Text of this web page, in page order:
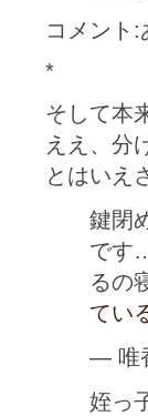
コメント:
*
そして本
ええ、分
とはいえ
鍵閉
です
るの
てい
— 唯
姪っ